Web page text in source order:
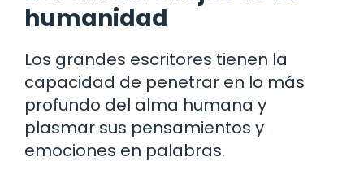
humanidad
Los grandes escritores tienen la
capacidad de penetrar en lo más
profundo del alma humana y
plasmar sus pensamientos y
emociones en palabras.